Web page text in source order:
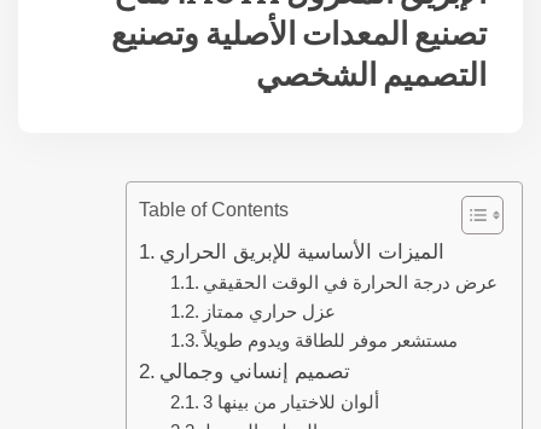
تصنيع المعدات الأصلية وتصنيع
التصميم الشخصي
Table of Contents
الميزات الأساسية للإبريق الحراري
عرض درجة الحرارة في الوقت الحقيقي
عزل حراري ممتاز
مستشعر موفر للطاقة ويدوم طويلاً
تصميم إنساني وجمالي
3 ألوان للاختيار من بينها